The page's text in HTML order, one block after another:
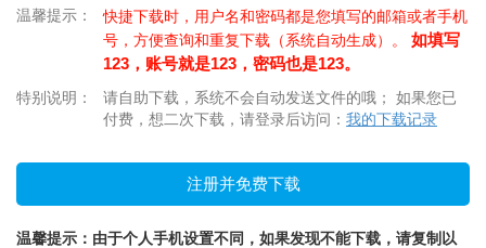
温馨提示：
快捷下载时，用户名和密码都是您填写的邮箱或者手机
号，方便查询和重复下载（系统自动生成）。 如填写
123，账号就是123，密码也是123。
特别说明：
请自助下载，系统不会自动发送文件的哦； 如果您已
付费，想二次下载，请登录后访问： 我的下载记录
温馨提示：由于个人手机设置不同，如果发现不能下载，请复制以